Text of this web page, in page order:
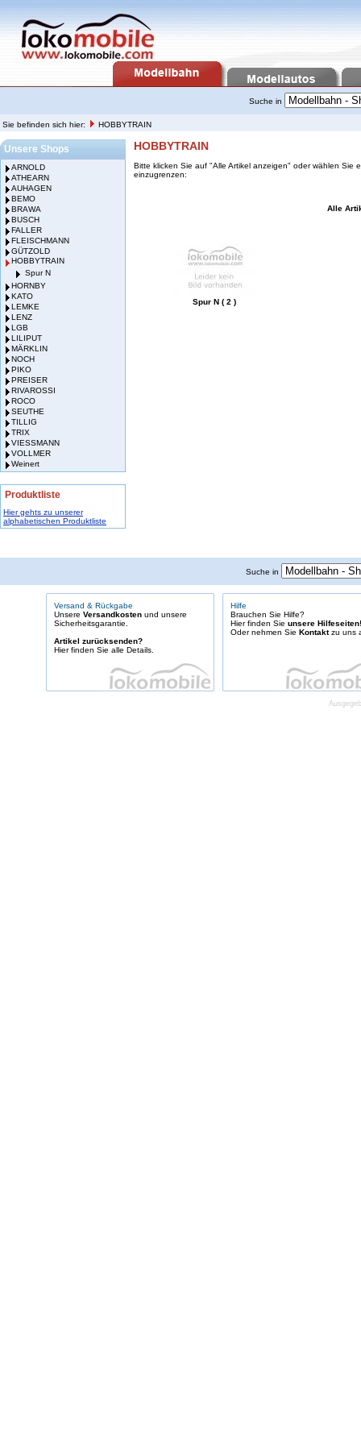
Suche in
Sie befinden sich hier: HOBBYTRAIN
Unsere Shops
ARNOLD
ATHEARN
AUHAGEN
BEMO
BRAWA
BUSCH
FALLER
FLEISCHMANN
GÜTZOLD
HOBBYTRAIN
Spur N
HORNBY
KATO
LEMKE
LENZ
LGB
LILIPUT
MÄRKLIN
NOCH
PIKO
PREISER
RIVAROSSI
ROCO
SEUTHE
TILLIG
TRIX
VIESSMANN
VOLLMER
Weinert
Produktliste
Hier gehts zu unserer
alphabetischen Produktliste
HOBBYTRAIN
Bitte klicken Sie auf "Alle Artikel anzeigen" oder wählen Sie
einzugrenzen:
Alle
Spur N ( 2 )
Suche in
Versand & Rückgabe
Unsere Versandkosten und unsere
Sicherheitsgarantie.
Artikel zurücksenden?
Hier finden Sie alle Details.
Hilfe
Brauchen Sie Hilfe?
Hier finden Sie unsere Hilfeseiten!
Oder nehmen Sie Kontaktzu uns